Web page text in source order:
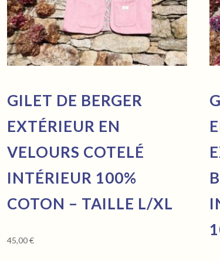
GILET DE BERGER
EXTÉRIEUR EN
VELOURS COTELÉ
INTÉRIEUR 100%
COTON – TAILLE L/XL
45,00€